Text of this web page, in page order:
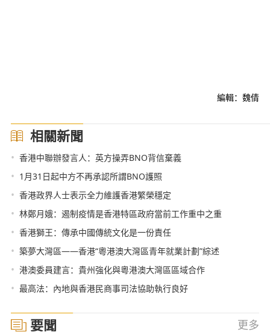
編輯：魏倩
相關新聞
• 香港中聯辦發言人：英方操弄BNO背信棄義
• 1月31日起中方不再承認所謂BNO護照
• 香港政界人士表示全力維護香港繁榮穩定
• 林鄭月娥：遏制疫情是香港特區政府當前工作重中之重
• 香港獅王：傳承中國傳統文化是一份責任
• 築夢大灣區——香港“粵港澳大灣區青年就業計劃”綜述
• 港澳委員建言：貴州強化與粵港澳大灣區區域合作
• 最高法：內地與香港民商事司法協助執行良好
要聞 更多